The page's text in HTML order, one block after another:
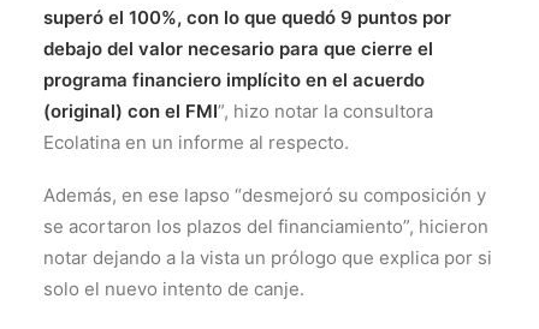
superó el 100%, con lo que quedó 9 puntos por
debajo del valor necesario para que cierre el
programa financiero implícito en el acuerdo
(original) con el FMI”, hizo notar la consultora
Ecolatina en un informe al respecto.
Además, en ese lapso “desmejoró su composición y
se acortaron los plazos del financiamiento”, hicieron
notar dejando a la vista un prólogo que explica por si
solo el nuevo intento de canje.